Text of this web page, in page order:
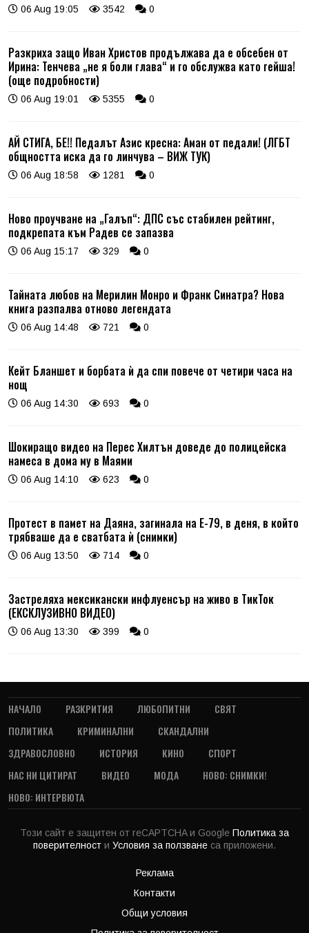
06 Aug 19:05 3542 0
Разкриха защо Иван Христов продължава да е обсебен от
Ирина: Тенчева „не я боли глава“ и го обслужва като гейша!
(още подробности)
06 Aug 19:01 5355 0
АЙ СТИГА, БЕ!! Педалът Азис кресна: Аман от педали! (ЛГБТ
общността иска да го линчува – ВИЖ ТУК)
06 Aug 18:58 1281 0
Ново проучване на „Галъп“: ДПС със стабилен рейтинг,
подкрепата към Радев се запазва
06 Aug 15:17 329 0
Тайната любов на Мерилин Монро и Франк Синатра? Нова
книга разпалва отново легендата
06 Aug 14:48 721 0
Кейт Бланшет и борбата ѝ да спи повече от четири часа на
нощ
06 Aug 14:30 693 0
Шокиращо видео на Перес Хилтън доведе до полицейска
намеса в дома му в Маями
06 Aug 14:10 623 0
Протест в памет на Даяна, загинала на Е-79, в деня, в който
трябваше да е сватбата ѝ (снимки)
06 Aug 13:50 714 0
Застреляха мексикански инфлуенсър на живо в ТикТок
(ЕКСКЛУЗИВНО ВИДЕО)
06 Aug 13:30 399 0
НАЧАЛО РАЗКРИТИЯ ЛЮБОПИТНИ
СВЯТ
ПОЛИТИКА
КРИМИНАЛНИ
СКАНДАЛНИ
ЗДРАВОСЛОВНО
ИСТОРИЯ КИНО
СПОРТ
НАС НИ ЦИТИРАТ
ВИДЕО МОДА
НОВО: СНИМКИ!
НОВО: ИНТЕРВЮТА
Този сайт е защитен от reCAPTCHA и Google Политика за
поверителност и Условия за ползване са приложени.
Реклама
Контакти
Общи условия